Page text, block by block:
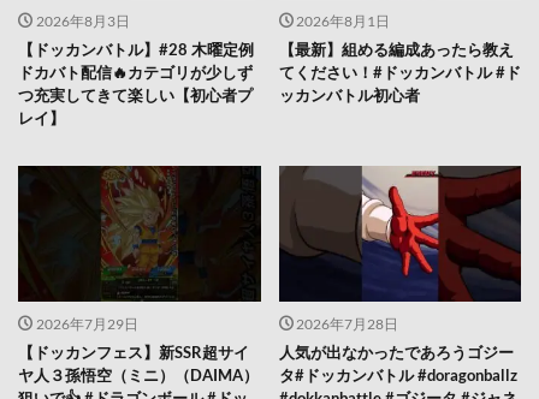
2026年8月3日
【ドッカンバトル】#28 木曜定例
ドカバト配信🔥カテゴリが少しず
つ充実してきて楽しい【初心者プ
レイ】
2026年8月1日
【最新】組める編成あったら教え
てください！#ドッカンバトル #ド
ッカンバトル初心者
2026年7月29日
【ドッカンフェス】新SSR超サイ
ヤ人３孫悟空（ミニ）（DAIMA）
2026年7月28日
人気が出なかったであろうゴジー
タ#ドッカンバトル #doragonballz